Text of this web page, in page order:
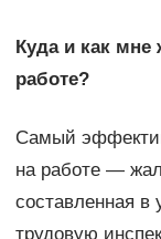
Куда и как мне
работе?
Самый
на работе —
составленная в
трудовую